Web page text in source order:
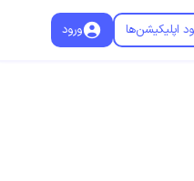
اپلیکیشن‌ها ورود